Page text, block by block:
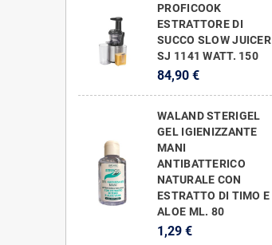
PROFICOOK
ESTRATTORE DI
SUCCO SLOW JUICER
SJ 1141 WATT. 150
84,90 €
WALAND STERIGEL
GEL IGIENIZZANTE
MANI
ANTIBATTERICO
NATURALE CON
ESTRATTO DI TIMO E
ALOE ML. 80
1,29 €